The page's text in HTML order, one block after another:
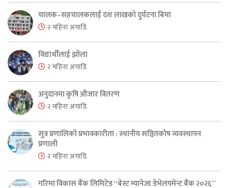
चालक–सहचालकलाई दश लाखको दुर्घटना बिमा
२ महिना अगाडि
विद्यार्थीलाई झोला
२ महिना अगाडि
अनुदानमा कृषि औजार वितरण
२ महिना अगाडि
सुत्र प्रणालिको प्रभावकारीता : स्थानीय सञ्चितकोष व्यवस्थापन
प्रणाली
२ महिना अगाडि
गरिमा विकास बैंक लिमिटेड “बेस्ट म्यानेज्ड डेभेलपमेन्ट बैंक २०२६”